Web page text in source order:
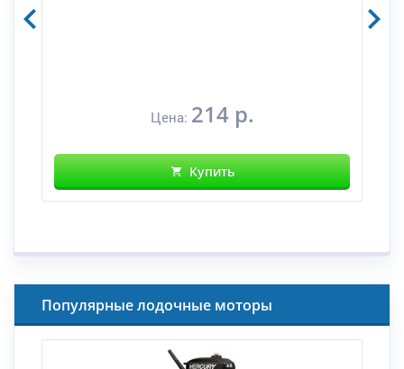
Цена: 214 р.
Купить
Популярные лодочные моторы